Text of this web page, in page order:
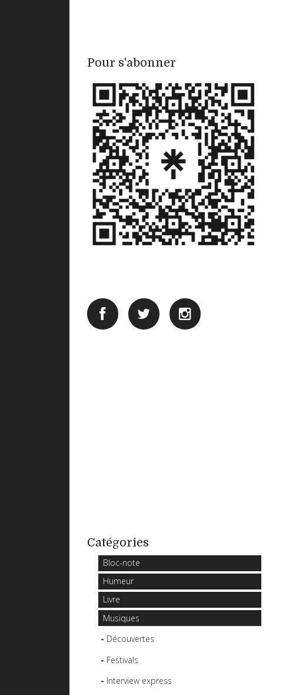
Pour s'abonner
Catégories
Bloc-note
Humeur
Livre
Musiques
Découvertes
Festivals
Interview express